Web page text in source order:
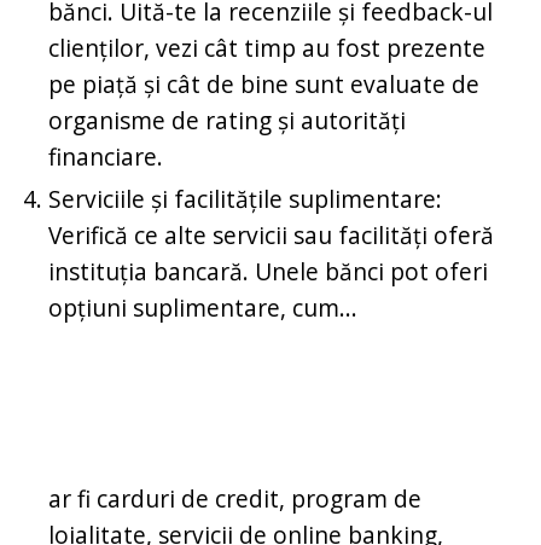
bănci. Uită-te la recenziile și feedback-ul
clienților, vezi cât timp au fost prezente
pe piață și cât de bine sunt evaluate de
organisme de rating și autorități
financiare.
Serviciile și facilitățile suplimentare:
Verifică ce alte servicii sau facilități oferă
instituția bancară. Unele bănci pot oferi
opțiuni suplimentare, cum...
ar fi carduri de credit, program de
loialitate, servicii de online banking,